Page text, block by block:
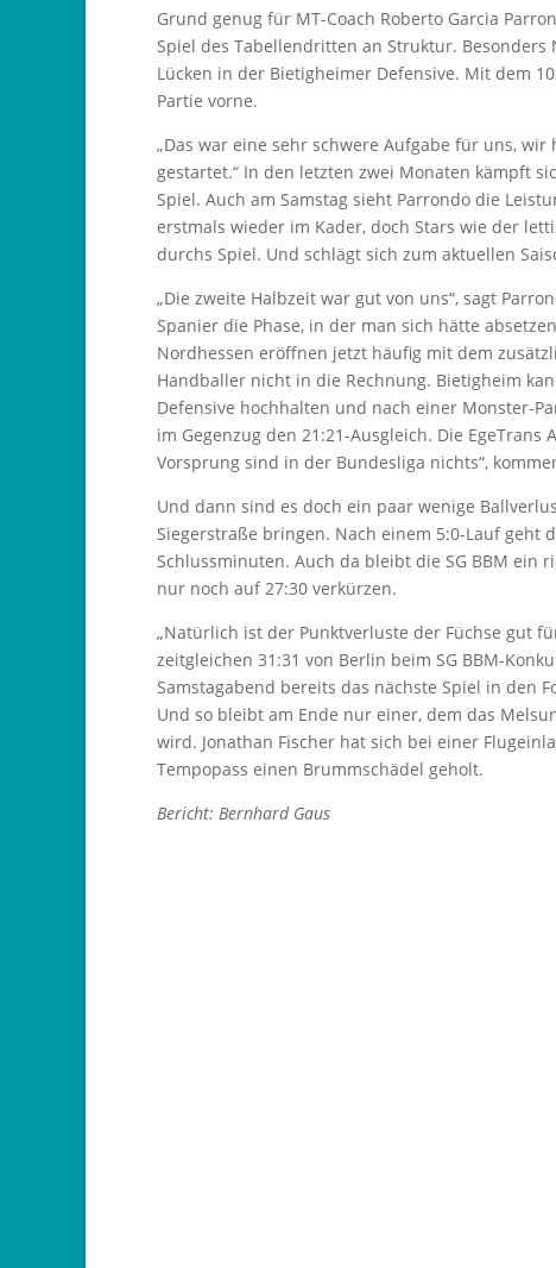
Grund genug für MT-Coach Roberto Garcia
Spiel des Tabellendritten an Struktur.
Lücken in der Bietigheimer Defensive. Mit dem
Partie vorne.
„Das war eine sehr schwere Aufgabe für uns,
gestartet.“ In den letzten zwei Monaten kämpft
Spiel. Auch am Samstag sieht Parrondo die
erstmals wieder im Kader, doch Stars wie der
durchs Spiel. Und schlägt sich zum aktuellen
„Die zweite Halbzeit war gut von uns“, sagt
Spanier die Phase, in der man sich hätte
Nordhessen eröffnen jetzt häufig mit dem
Handballer nicht in die Rechnung. Bietigheim
Defensive hochhalten und nach einer Monster-
im Gegenzug den 21:21-Ausgleich. Die
Vorsprung sind in der Bundesliga nichts“,
Und dann sind es doch ein paar wenige
Siegerstraße bringen. Nach einem 5:0-Lauf
Schlussminuten. Auch da bleibt die SG BBM ein
nur noch auf 27:30 verkürzen.
„Natürlich ist der Punktverluste der Füchse gut
zeitgleichen 31:31 von Berlin beim SG BBM-
Samstagabend bereits das nächste Spiel in den
Und so bleibt am Ende nur einer, dem das
wird. Jonathan Fischer hat sich bei einer
Tempopass einen Brummschädel geholt.
Bericht: Bernhard Gaus